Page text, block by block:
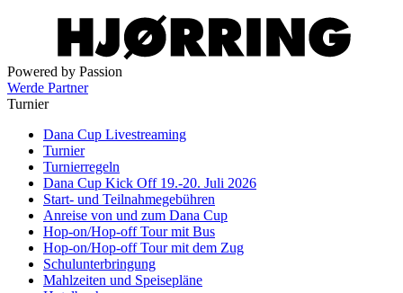
Powered by Passion
Werde Partner
Turnier
Dana Cup Livestreaming
Turnier
Turnierregeln
Dana Cup Kick Off 19.-20. Juli 2026
Start- und Teilnahmegebühren
Anreise von und zum Dana Cup
Hop-on/Hop-off Tour mit Bus
Hop-on/Hop-off Tour mit dem Zug
Schulunterbringung
Mahlzeiten und Speisepläne